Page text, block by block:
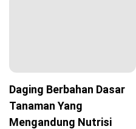
Daging Berbahan Dasar
Tanaman Yang
Mengandung Nutrisi